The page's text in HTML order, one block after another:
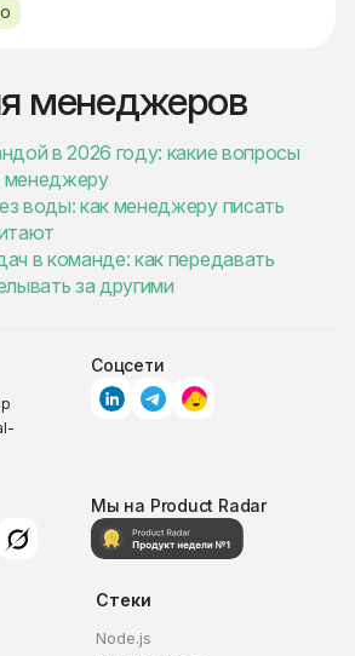
менеджеров
в 2026 году: какие вопросы
менеджеру
воды: как менеджеру писать
в команде: как передавать
за другими
Соцсети
Мы на Product Radar
Стеки
Node.js